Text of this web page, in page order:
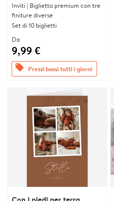
Inviti | Biglietto premium con tre
finiture diverse
Set di 10 biglietti
Da
9,99 €
offers Prezzi bassi tutti i giorni